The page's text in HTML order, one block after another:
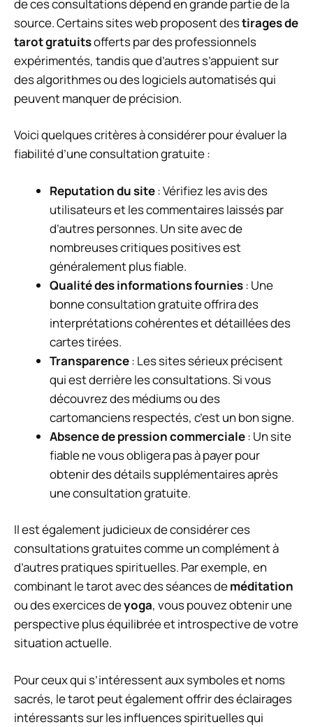
de ces consultations dépend en grande partie de la
source. Certains sites web proposent destirages de
tarot gratuitsofferts par des professionnels
expérimentés, tandis que d’autres s’appuient sur
des algorithmes ou des logiciels automatisés qui
peuvent manquer de précision.
Voici quelques critères à considérer pour évaluer la
fiabilité d’une consultation gratuite :
Reputation du site: Vérifiez les avis des
utilisateurs et les commentaires laissés par
d’autres personnes. Un site avec de
nombreuses critiques positives est
généralement plus fiable.
Qualité des informations fournies: Une
bonne consultation gratuite offrira des
interprétations cohérentes et détaillées des
cartes tirées.
Transparence: Les sites sérieux précisent
qui est derrière les consultations. Si vous
découvrez des médiums ou des
cartomanciens respectés, c’est un bon signe.
Absence de pression commerciale: Un site
fiable ne vous obligera pas à payer pour
obtenir des détails supplémentaires après
une consultation gratuite.
Il est également judicieux de considérer ces
consultations gratuites comme un complément à
d’autres pratiques spirituelles. Par exemple, en
combinant le tarot avec des séances deméditation
ou des exercices deyoga, vous pouvez obtenir une
perspective plus équilibrée et introspective de votre
situation actuelle.
Pour ceux qui s’intéressent aux symboles et noms
sacrés, le tarot peut également offrir des éclairages
intéressants sur les influences spirituelles qui